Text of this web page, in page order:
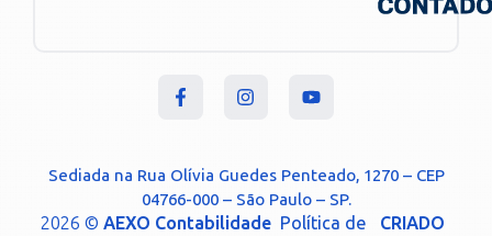
Sediada na Rua Olívia Guedes Penteado, 1270 – CEP
04766-000 – São Paulo – SP.
2026 ©AEXO Contabilidade Política de
CRIADO